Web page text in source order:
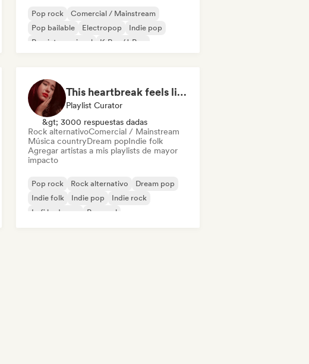
Pop rock
Comercial / Mainstream
Pop bailable
Electropop
Indie pop
Pop internacional
K-Pop/J-Pop
This heartbreak feels like the end of the world
Playlist Curator
&gt; 3000 respuestas dadas
Rock alternativoComercial / Mainstream
Música countryDream popIndie folk
Agregar artistas a mis playlists de mayor
impacto
Pop rock Rock alternativo
Dream pop
Indie folk
Indie pop
Indie rock
Lofi bedroom
Pop soul